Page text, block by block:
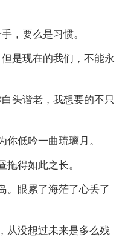
，要么是习惯。
是现在的我们，不能永
头谐老，我想要的不只
你低吟一曲琉璃月。
拖得如此之长。
。眼累了海茫了心丢了
从没想过未来是多么残